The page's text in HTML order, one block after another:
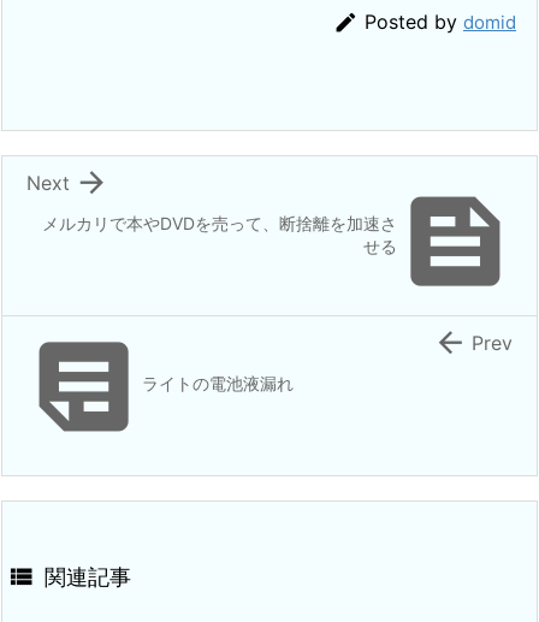
 Posted by domid

メルカリで本やDVDを売って、断捨離を加速さ
せる

Next
ライトの電池液漏れ
 Prev
 関連記事